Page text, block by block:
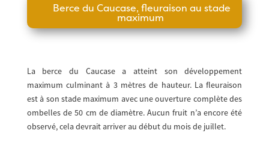
Berce du Caucase, fleuraison au stade
maximum
La berce du Caucase a atteint son développement
maximum culminant à 3 mètres de hauteur. La fleuraison
est à son stade maximum avec une ouverture complète des
ombelles de 50 cm de diamètre. Aucun fruit n’a encore été
observé, cela devrait arriver au début du mois de juillet.